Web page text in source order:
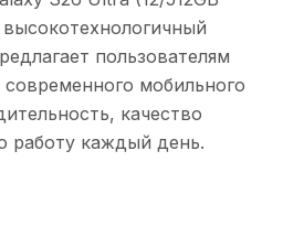
пользователям
современного мобильного
качество
работу каждый день.